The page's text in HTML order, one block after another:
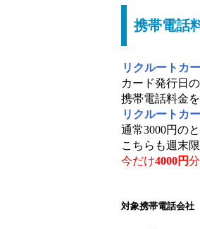
携帯電話
リクルートカ
カード発行日
携帯電話料金を
リクルートカ
通常3000円のと
こちらも週末限
今だけ4000円
対象携帯電話会社